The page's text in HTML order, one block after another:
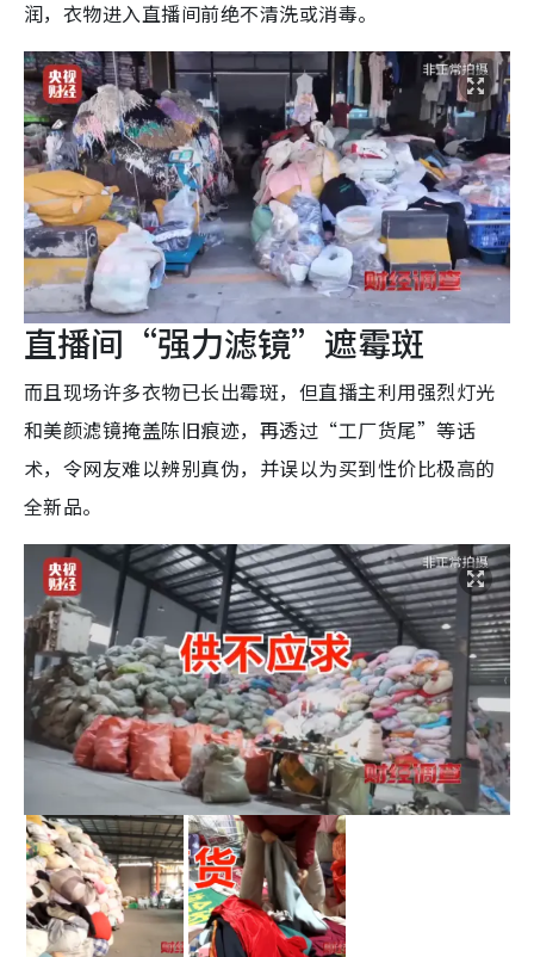
润，衣物进入直播间前绝不清洗或消毒。
直播间“强力滤镜”遮霉斑
而且现场许多衣物已长出霉斑，但直播主利用强烈灯光
和美颜滤镜掩盖陈旧痕迹，再透过“工厂货尾”等话
术，令网友难以辨别真伪，并误以为买到性价比极高的
全新品。